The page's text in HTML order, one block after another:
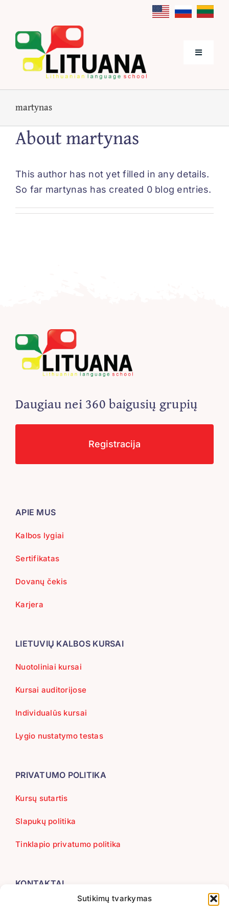
Sutikimų tvarkymas
content
Toggle
Apie mus
Kainos
martynas
Aboutmartynas
This author has not yet filled in any details.
So far martynas has created 0 blog entries.
Daugiau nei 360 baigusių grupių
Registracija
APIE MUS
Kalbos lygiai
Sertifikatas
Dovanų čekis
Karjera
LIETUVIŲ KALBOS KURSAI
Nuotoliniai kursai
Kursai auditorijose
Individualūs kursai
Lygio nustatymo testas
PRIVATUMO POLITIKA
Kursų sutartis
Slapukų politika
Tinklapio privatumo politika
KONTAKTAI